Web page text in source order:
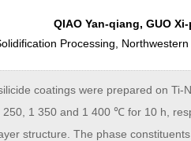
QIAO Yan-qiang, GUO
Processing,
coatings were prepared on Ti-
1 350 and 1 400 ℃ for 10 h,
structure. The phase